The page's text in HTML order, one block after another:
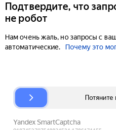
Подтвердите, что
не робот
Нам очень жаль, но запросы с
автоматические.
Почему это